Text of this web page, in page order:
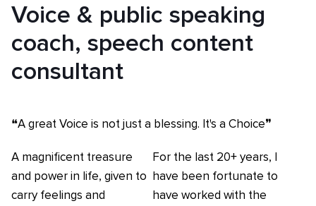
Voice & public speaking
coach, speech content
consultant
❝A great Voice is not just a blessing. It's a Choice❞
A magnificent treasure
and power in life, given to
carry feelings and
For the last 20+ years, I
have been fortunate to
have worked with the